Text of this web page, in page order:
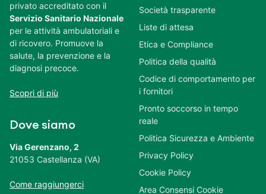
privato accreditato con il
Servizio Sanitario Nazionale
per le attività ambulatoriali e
di ricovero. Promuove la
salute, la prevenzione e la
diagnosi precoce.
Scopri di più
Dove siamo
Via Gerenzano, 2
21053 Castellanza (VA)
Come raggiungerci
Società trasparente
Liste di attesa
Etica e Compliance
Politica della qualità
Codice di comportamento per
i fornitori
Pronto soccorso in tempo
reale
Politica Sicurezza e Ambiente
Privacy Policy
Cookie Policy
Area Consensi Cookie